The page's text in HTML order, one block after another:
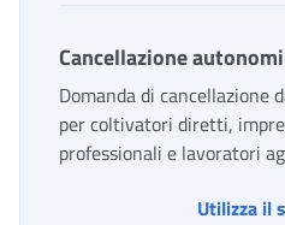
Cancellazione
Domanda di cancellazione
per coltivatori diretti,
professionali e lavoratori
Utilizza il